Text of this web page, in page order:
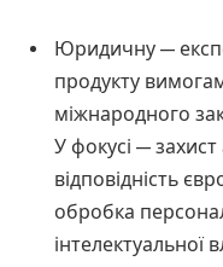
Юридичну —
продукту
міжнародного
У фокусі —
відповідність
обробка
інтелектуальної